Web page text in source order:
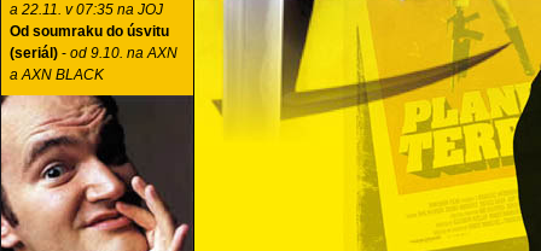
a 22.11. v 07:35 na JOJ
Od soumraku do úsvitu
(seriál) - od 9.10. na AXN
a AXN BLACK